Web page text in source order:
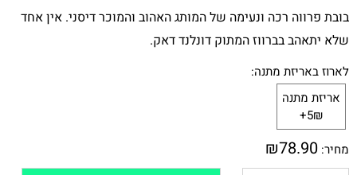
בובת פרווה רכה ונעימה של המותג האהוב והמוכר דיסני. אין אחד
שלא יתאהב בברווז המתוק דונלנד דאק.
לארוז באריזת מתנה:
אריזת מתנה
5₪+
מחיר:
₪78.90